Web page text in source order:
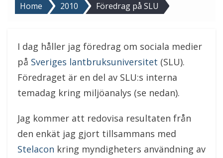
Home 2010 Föredrag på SLU
I dag håller jag föredrag om sociala medier
på Sveriges lantbruksuniversitet (SLU).
Föredraget är en del av SLU:s interna
temadag kring miljöanalys (se nedan).
Jag kommer att redovisa resultaten från
den enkät jag gjort tillsammans med
Stelacon kring myndigheters användning av